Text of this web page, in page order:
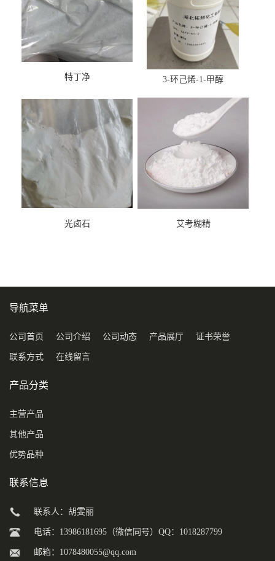
特丁净 3-环己烯-1-甲醇
光卤石 艾考糊精
导航菜单
公司首页 公司介绍 公司动态 产品展厅 证书荣誉
联系方式 在线留言
产品分类
主营产品
其他产品
优势品种
联系信息
联系人：胡雯丽
电话：13986181695（微信同号）QQ：1018287799
邮箱： 1078480055@qq.com